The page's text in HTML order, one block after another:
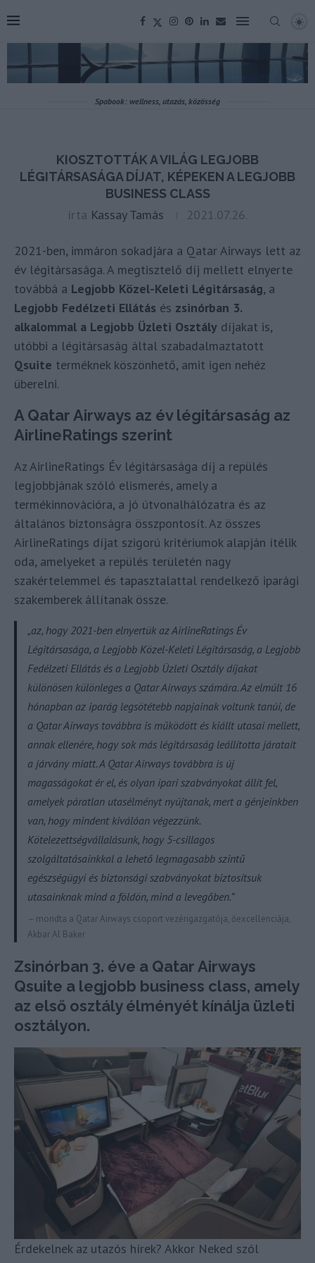
Spabook: wellness, utazás, közösség
KIOSZTOTTÁK A VILÁG LEGJOBB
LÉGITÁRSASÁGA DÍJAT, KÉPEKEN A LEGJOBB
BUSINESS CLASS
írta Kassay Tamás 2021.07.26.
2021-ben, immáron sokadjára a Qatar Airways lett az
év légitársasága. A megtisztelő díj mellett elnyerte
továbbá a Legjobb Közel-Keleti Légitársaság, a
Legjobb Fedélzeti Ellátás és zsinórban 3.
alkalommal a Legjobb Üzleti Osztály díjakat is,
utóbbi a légitársaság által szabadalmaztatott
Qsuite terméknek köszönhető, amit igen nehéz
überelni.
A Qatar Airways az év légitársaság az
AirlineRatings szerint
Az AirlineRatings Év légitársasága díj a repülés
legjobbjának szóló elismerés, amely a
termékinnovációra, a jó útvonalhálózatra és az
általános biztonságra összpontosít. Az összes
AirlineRatings díjat szigorú kritériumok alapján ítélik
oda, amelyeket a repülés területén nagy
szakértelemmel és tapasztalattal rendelkező iparági
szakemberek állítanak össze.
„az, hogy 2021-ben elnyertük az AirlineRatings Év
Légitársasága, a Legjobb Közel-Keleti Légitársaság, a Legjobb
Fedélzeti Ellátás és a Legjobb Üzleti Osztály díjakat
különösen különleges a Qatar Airways számára. Az elmúlt 16
hónapban az iparág legsötétebb napjainak voltunk tanúi, de
a Qatar Airways továbbra is működött és kiállt utasai mellett,
annak ellenére, hogy sok más légitársaság leállította járatait
a járvány miatt. A Qatar Airways továbbra is új
magasságokat ér el, és olyan ipari szabványokat állít fel,
amelyek páratlan utasélményt nyújtanak, mert a génjeinkben
van, hogy mindent kiválóan végezzünk.
Kötelezettségvállalásunk, hogy 5-csillagos
szolgáltatásainkkal a lehető legmagasabb szintű
egészségügyi és biztonsági szabványokat biztosítsuk
utasainknak mind a földön, mind a levegőben.”
– mondta a Qatar Airways csoport vezérigazgatója, őexcellenciája,
Akbar Al Baker
Zsinórban 3. éve a Qatar Airways
Qsuite a legjobb business class, amely
az első osztály élményét kínálja üzleti
osztályon.
Érdekelnek az utazós hírek? Akkor Neked szól